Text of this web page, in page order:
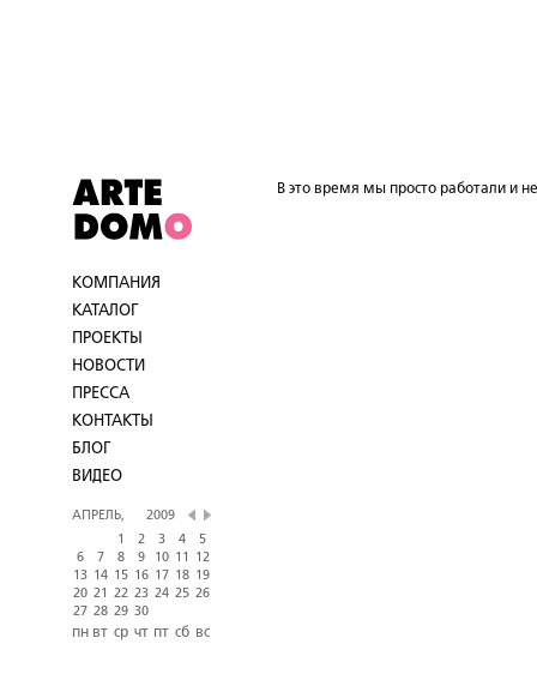
КОМПАНИЯ
КАТАЛОГ
ПРОЕКТЫ
НОВОСТИ
ПРЕССА
КОНТАКТЫ
БЛОГ
ВИДЕО
АПРЕЛЬ,
2009
1
2 3 4
5
6
7 8 9 10 11
12
13 14 15 16 17 18
19
20 21 22 23 24 25 26
27 28 29 30
пн вт ср чт пт сб вс
В это время мы просто работали и